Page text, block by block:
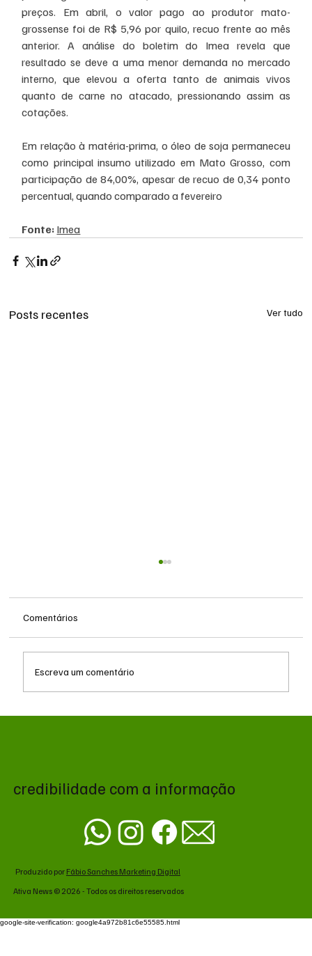
preços. Em abril, o valor pago ao produtor mato-
grossense foi de R$ 5,96 por quilo, recuo frente ao mês
anterior. A análise do boletim do Imea revela que
resultado se deve a uma menor demanda no mercado
interno, que elevou a oferta tanto de animais vivos
quanto de carne no atacado, pressionando assim as
cotações.
Em relação à matéria-prima, o óleo de soja permaneceu
como principal insumo utilizado em Mato Grosso, com
participação de 84,00%, apesar de recuo de 0,34 ponto
percentual, quando comparado a fevereiro
Fonte: Imea
Posts recentes Ver tudo
Comentários
Escreva um comentário
credibilidade com a informação
Produzido por Fábio Sanches Marketing Digital
Ativa News © 2026 - Todos os direitos reservados
google-site-verification: google4a972b81c6e55585.html